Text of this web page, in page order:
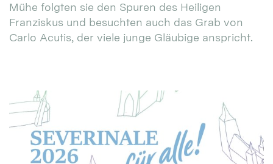
Mühe folgten sie den Spuren des Heiligen
Franziskus und besuchten auch das Grab von
Carlo Acutis, der viele junge Gläubige anspricht.